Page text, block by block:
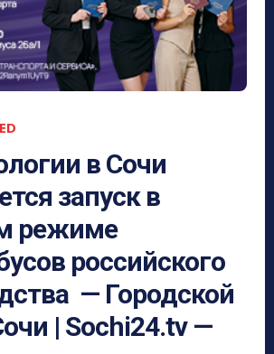
в Сочи
запуск в
режиме
российского
— Городской
| Sochi24.tv —